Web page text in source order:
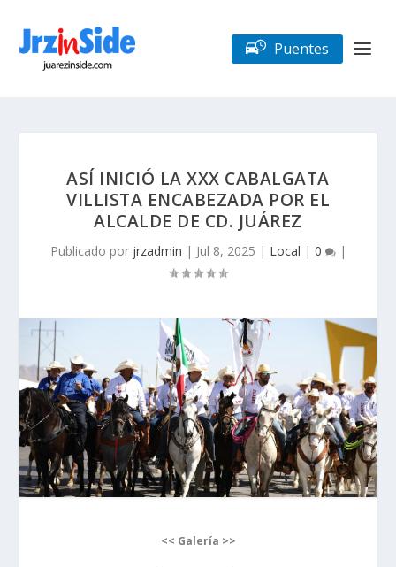
Puentes
ASÍ INICIÓ LA XXX CABALGATA
VILLISTA ENCABEZADA POR EL
ALCALDE DE CD. JUÁREZ
Publicado por jrzadmin | Jul 8, 2025 | Local | 0 |
<< Galería >>